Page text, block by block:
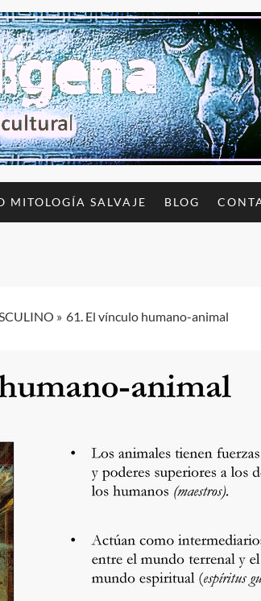
MITOLOGÍA SALVAJE BLOG
61. El vínculo humano-animal